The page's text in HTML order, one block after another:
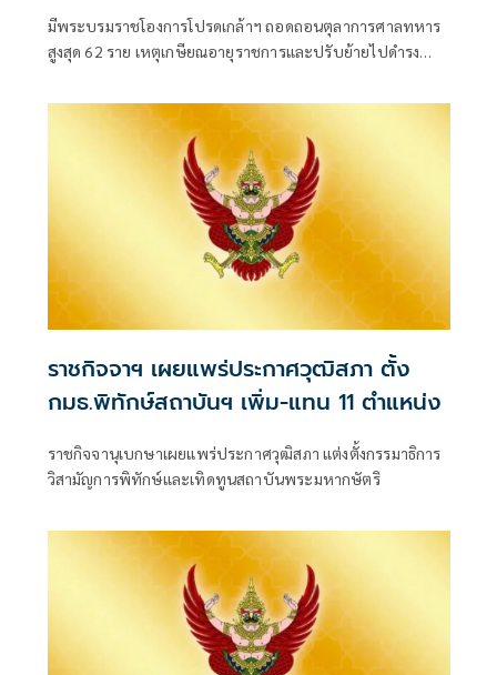
มีพระบรมราชโองการโปรดเกล้าฯ ถอดถอนตุลาการศาลทหาร
สูงสุด 62 ราย เหตุเกษียณอายุราชการและปรับย้ายไปดำรง
แทน 51 ราย
ราชกิจจาฯ เผยแพร่ประกาศวุฒิสภา ตั้ง
กมธ.พิทักษ์สถาบันฯ เพิ่ม-แทน 11 ตำแหน่ง
ราชกิจจานุเบกษาเผยแพร่ประกาศวุฒิสภา แต่งตั้งกรรมาธิการ
วิสามัญการพิทักษ์และเทิดทูนสถาบันพระมหากษัตริ